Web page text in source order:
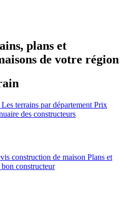
plans et
de votre région
Les terrains par département Prix
des constructeurs
construction de maison Plans et
constructeur